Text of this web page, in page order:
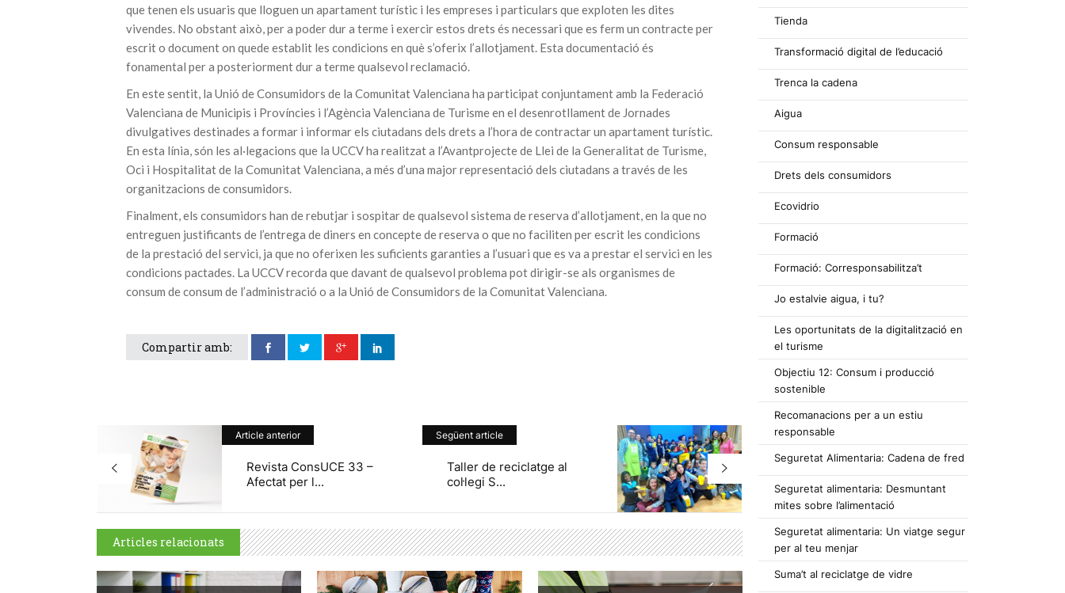
que tenen els usuaris que lloguen un apartament turístic i les empreses i particulars que exploten les dites
vivendes. No obstant això, per a poder dur a terme i exercir estos drets és necessari que es ferm un contracte per
escrit o document on quede establit les condicions en què s’oferix l’allotjament. Esta documentació és
fonamental per a posteriorment dur a terme qualsevol reclamació.
En este sentit, la Unió de Consumidors de la Comunitat Valenciana ha participat conjuntament amb la Federació
Valenciana de Municipis i Províncies i l’Agència Valenciana de Turisme en el desenrotllament de Jornades
divulgatives destinades a formar i informar els ciutadans dels drets a l’hora de contractar un apartament turístic.
En esta línia, són les al·legacions que la UCCV ha realitzat a l’Avantprojecte de Llei de la Generalitat de Turisme,
Oci i Hospitalitat de la Comunitat Valenciana, a més d’una major representació dels ciutadans a través de les
organitzacions de consumidors.
Finalment, els consumidors han de rebutjar i sospitar de qualsevol sistema de reserva d’allotjament, en la que no
entreguen justificants de l’entrega de diners en concepte de reserva o que no faciliten per escrit les condicions
de la prestació del servici, ja que no oferixen les suficients garanties a l’usuari que es va a prestar el servici en les
condicions pactades. La UCCV recorda que davant de qualsevol problema pot dirigir-se als organismes de
consum de consum de l’administració o a la Unió de Consumidors de la Comunitat Valenciana.
Compartir amb:
Article anterior
Revista ConsUCE 33 –
Afectat per l...
Següent article
Taller de reciclatge al
col·legi S...
Articles relacionats
Tienda
Transformació digital de l’educació
Trenca la cadena
Aigua
Consum responsable
Drets dels consumidors
Ecovidrio
Formació
Formació: Corresponsabilitza’t
Jo estalvie aigua, i tu?
Les oportunitats de la digitalització en
el turisme
Objectiu 12: Consum i producció
sostenible
Recomanacions per a un estiu
responsable
Seguretat Alimentaria: Cadena de fred
Seguretat alimentaria: Desmuntant
mites sobre l’alimentació
Seguretat alimentaria: Un viatge segur
per al teu menjar
Suma’t al reciclatge de vidre